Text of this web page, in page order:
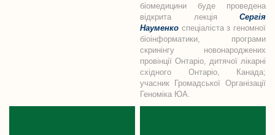
біомедицини буде проведена
відкрита лекція Сергія
Науменко спеціаліста з геномної
біоінформатики, програми
скринінгу новонароджених
провінції Онтаріо, дитячої лікарні
східного Онтаріо, Канада;
учасник Громадської Організації
Геноміка ЮА.